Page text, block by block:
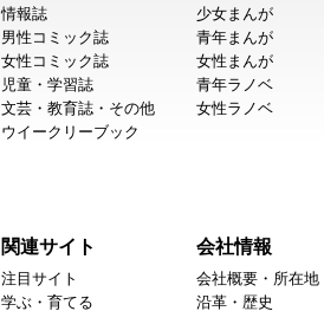
情報誌
男性コミック誌
女性コミック誌
児童・学習誌
文芸・教育誌・その他
ウイークリーブック
少女まんが
青年まんが
女性まんが
青年ラノベ
女性ラノベ
関連サイト
注目サイト
学ぶ・育てる
会社情報
会社概要・所在地
沿革・歴史